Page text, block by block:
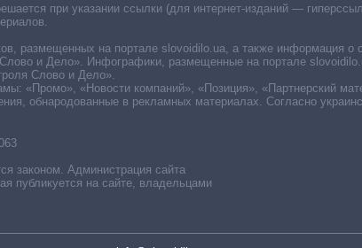
законом. Администрация сайта
публикуется на сайте, владельцами
при указании ссылки (для интернет-изданий —
размещенных на портале slovoidilo.ua, а также информация о
и Дело». Инфографики, размещенные на портале
Слово и Дело».
«Промо», «Новости компаний», «Позиция», «Партнерский
обнародованные в рекламных материалах. Согласно